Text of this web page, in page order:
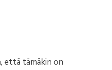
että tämäkin on